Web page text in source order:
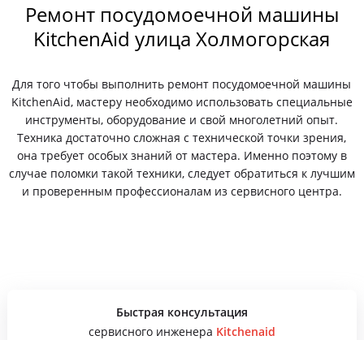
Ремонт посудомоечной машины
KitchenAid улица Холмогорская
Для того чтобы выполнить ремонт посудомоечной машины
KitchenAid, мастеру необходимо использовать специальные
инструменты, оборудование и свой многолетний опыт.
Техника достаточно сложная с технической точки зрения,
она требует особых знаний от мастера. Именно поэтому в
случае поломки такой техники, следует обратиться к лучшим
и проверенным профессионалам из сервисного центра.
Быстрая консультация
сервисного инженера Kitchenaid